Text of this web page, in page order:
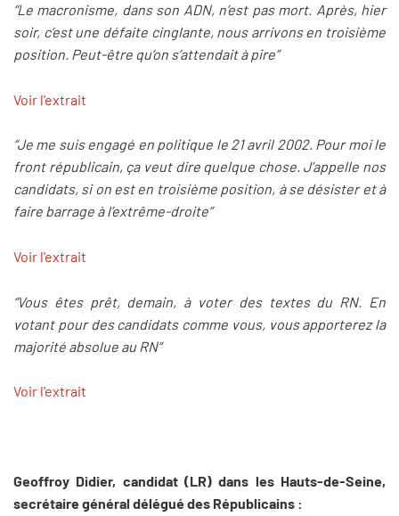
“Le macronisme, dans son ADN, n’est pas mort. Après, hier
soir, c’est une défaite cinglante, nous arrivons en troisième
position. Peut-être qu’on s’attendait à pire”
Voir l'extrait
“Je me suis engagé en politique le 21 avril 2002. Pour moi le
front républicain, ça veut dire quelque chose. J’appelle nos
candidats, si on est en troisième position, à se désister et à
faire barrage à l’extrême-droite”
Voir l'extrait
“Vous êtes prêt, demain, à voter des textes du RN. En
votant pour des candidats comme vous, vous apporterez la
majorité absolue au RN”
Voir l'extrait
Geoffroy Didier, candidat (LR) dans les Hauts-de-Seine,
secrétaire général délégué des Républicains :